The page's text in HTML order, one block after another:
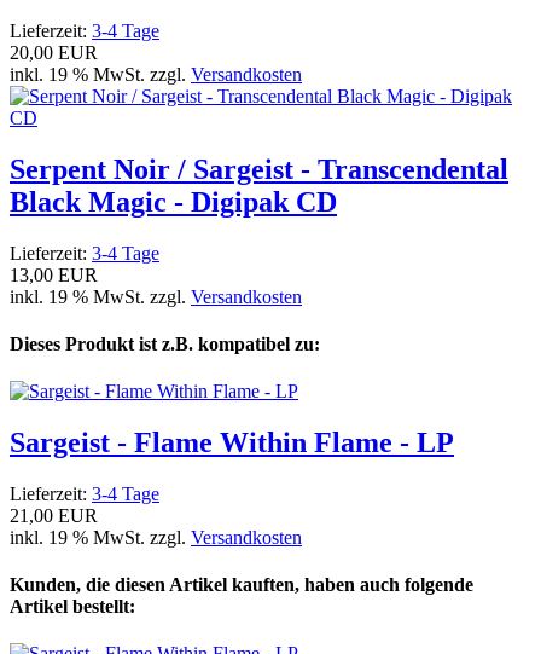
Lieferzeit: 3-4 Tage
20,00 EUR
inkl. 19 % MwSt. zzgl. Versandkosten
Serpent Noir / Sargeist - Transcendental
Black Magic - Digipak CD
Lieferzeit: 3-4 Tage
13,00 EUR
inkl. 19 % MwSt. zzgl. Versandkosten
Dieses Produkt ist z.B. kompatibel zu:
Sargeist - Flame Within Flame - LP
Lieferzeit: 3-4 Tage
21,00 EUR
inkl. 19 % MwSt. zzgl. Versandkosten
Kunden, die diesen Artikel kauften, haben auch folgende
Artikel bestellt: